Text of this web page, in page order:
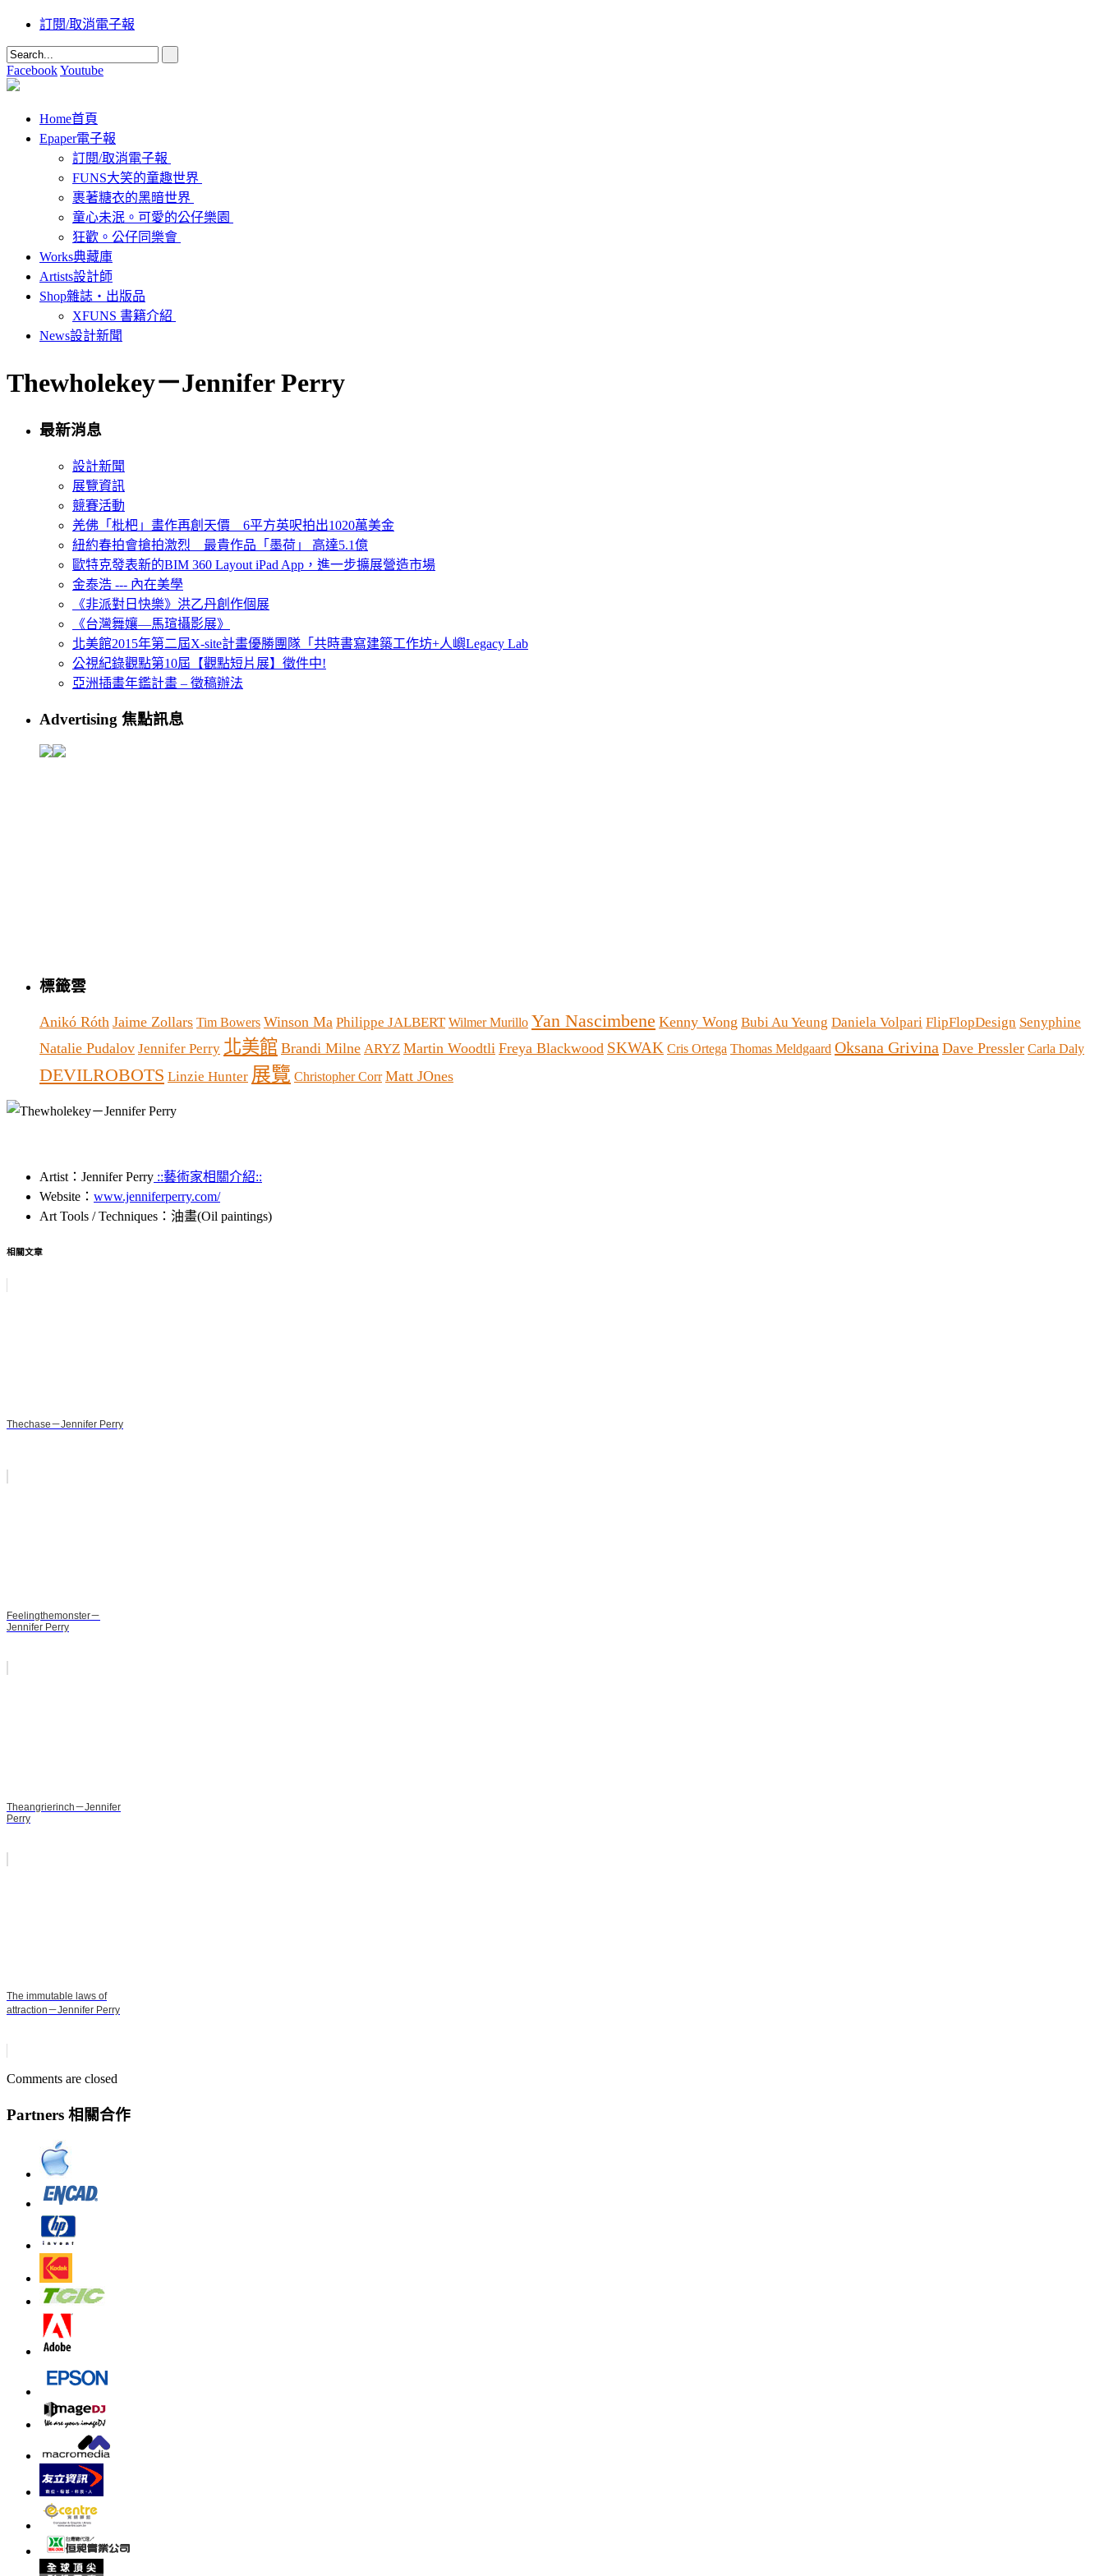
訂閱/取消電子報
FacebookYoutube
Home首頁
Epaper電子報
訂閱/取消電子報
FUNS大笑的童趣世界
裹著糖衣的黑暗世界
童心未泯。可愛的公仔樂園
狂歡。公仔同樂會
Works典藏庫
Artists設計師
Shop雜誌‧出版品
XFUNS 書籍介紹
News設計新聞
Thewholekey－Jennifer Perry
最新消息
設計新聞
展覽資訊
競賽活動
羌佛「枇杷」畫作再創天價 6平方英呎拍出1020萬美金
紐約春拍會搶拍激烈 最貴作品「墨荷」 高達5.1億
歐特克發表新的BIM 360 Layout iPad App，進一步擴展營造市場
金泰浩 --- 內在美學
《非派對日快樂》洪乙丹創作個展
《台灣舞孃—馬瑄攝影展》
北美館2015年第二屆X-site計畫優勝團隊「共時書寫建築工作坊+人嶼Legacy Lab
公視紀錄觀點第10屆【觀點短片展】徵件中!
亞洲插畫年鑑計畫 – 徵稿辦法
Advertising 焦點訊息
標籤雲
Anikó Róth Jaime Zollars Tim Bowers Winson Ma Philippe JALBERT Wilmer Murillo Yan Nascimbene Kenny Wong Bubi Au Yeung Daniela Volpari FlipFlopDesign Senyphine
Natalie Pudalov Jennifer Perry 北美館 Brandi Milne ARYZ Martin Woodtli Freya Blackwood SKWAK Cris Ortega Thomas Meldgaard Oksana Grivina Dave Pressler Carla Daly
DEVILROBOTS Linzie Hunter 展覽 Christopher Corr Matt JOnes
Artist：Jennifer Perry ::藝術家相關介紹::
Website： www.jenniferperry.com/
Art Tools / Techniques：油畫(Oil paintings)
相關文章
Thechase－Jennifer Perry
Feelingthemonster－
Jennifer Perry
Theangrierinch－Jennifer
Perry
The immutable laws of
attraction－Jennifer Perry
Comments are closed
Partners 相關合作